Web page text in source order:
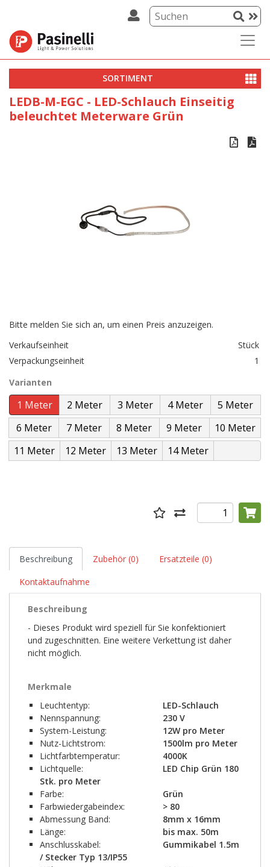
SORTIMENT
LEDB-M-EGC - LED-Schlauch Einseitig
beleuchtet Meterware Grün
 
Bitte melden Sie sich an, um einen Preis anzuzeigen.
Verkaufseinheit
Stück
Verpackungseinheit
1
Varianten
Beschreibung Zubehör (0)
Ersatzteile (0)
Kontaktaufnahme
Beschreibung
- Dieses Produkt wird speziell für Sie konfektioniert
und zugeschnitten. Eine weitere Verkettung ist daher
nicht möglich.
Merkmale
Leuchtentyp:
LED-Schlauch
Nennspannung:
230 V
System-Leistung:
12W pro Meter
Nutz-Lichtstrom:
1500lm pro Meter
Lichtfarbtemperatur:
4000K
Lichtquelle:
LED Chip Grün 180
Stk. pro Meter
Farbe:
Grün
Farbwiedergabeindex:
> 80
Abmessung Band:
8mm x 16mm
Länge:
bis max. 50m
Anschlusskabel:
Gummikabel 1.5m
/ Stecker Typ 13/IP55